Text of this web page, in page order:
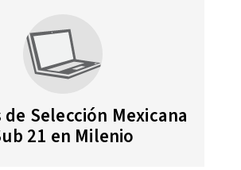
Selección Mexicana
21 en Milenio